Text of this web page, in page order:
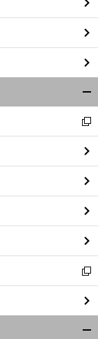
閉
る
新
し
い
ウ
ィ
ン
ド
ウ
で
開
く
新
し
い
ウ
ィ